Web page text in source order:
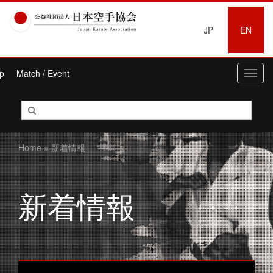
JP EN
Match / Event
Home» 新着情報
新着情報